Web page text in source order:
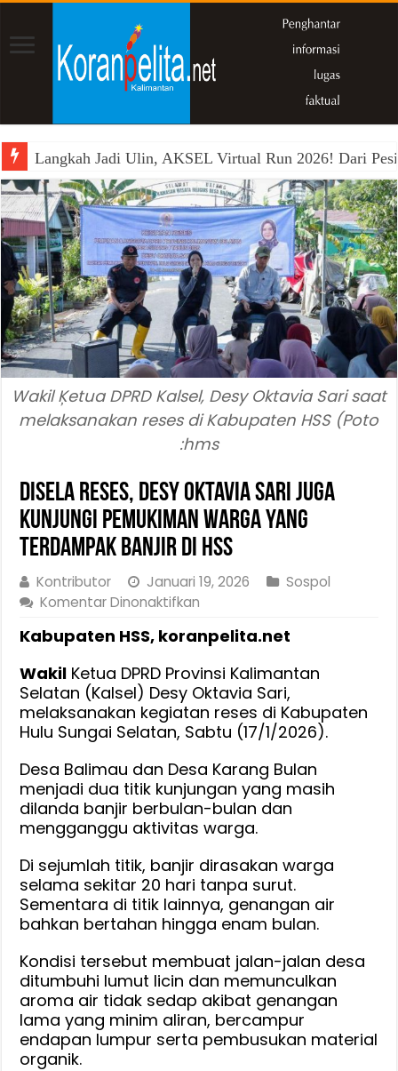
Langkah Jadi Ulin, AKSEL Virtual Run 2026! Dari
Wakil Ķetua DPRD Kalsel, Desy Oktavia Sari saat
melaksanakan reses di Kabupaten HSS (Poto
:hms
Disela Reses, Desy Oktavia Sari Juga
Kunjungi Pemukiman Warga Yang
Terdampak Banjir di HSS
Kontributor Januari 19, 2026
Sospol
Komentar Dinonaktifkan
Reses,
Oktavia
Sari
Juga
Kunjungi
Pemukiman
Warga
Yang
Terdampak
di
HSS
Kabupaten HSS, koranpelita.net
Wakil Ketua DPRD Provinsi Kalimantan
Selatan (Kalsel) Desy Oktavia Sari,
melaksanakan kegiatan reses di Kabupaten
Hulu Sungai Selatan, Sabtu (17/1/2026).
Desa Balimau dan Desa Karang Bulan
menjadi dua titik kunjungan yang masih
dilanda banjir berbulan-bulan dan
mengganggu aktivitas warga.
Di sejumlah titik, banjir dirasakan warga
selama sekitar 20 hari tanpa surut.
Sementara di titik lainnya, genangan air
bahkan bertahan hingga enam bulan.
Kondisi tersebut membuat jalan-jalan desa
ditumbuhi lumut licin dan memunculkan
aroma air tidak sedap akibat genangan
lama yang minim aliran, bercampur
endapan lumpur serta pembusukan material
organik.